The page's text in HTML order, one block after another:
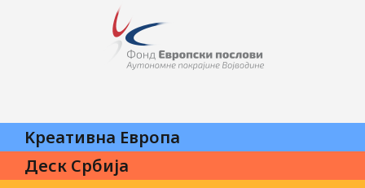
Kреативна Eвропа
Деск Србија